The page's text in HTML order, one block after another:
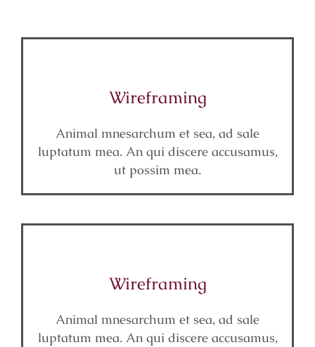
Wireframing
Animal mnesarchum et sea, ad sale
luptatum mea. An qui discere accusamus,
ut possim mea.
Wireframing
Animal mnesarchum et sea, ad sale
luptatum mea. An qui discere accusamus,